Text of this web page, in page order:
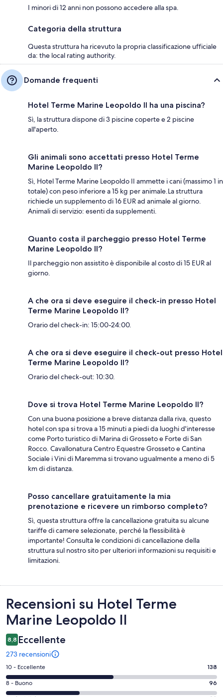
I minori di 12 anni non possono accedere alla spa.
Categoria della struttura
Questa struttura ha ricevuto la propria classificazione ufficiale
da: the local rating authority.
Domande frequenti
Hotel Terme Marine Leopoldo II ha una piscina?
Sì, la struttura dispone di 3 piscine coperte e 2 piscine
all'aperto.
Gli animali sono accettati presso Hotel Terme
Marine Leopoldo II?
Sì, Hotel Terme Marine Leopoldo II ammette i cani (massimo 1 in
totale) con peso inferiore a 15 kg per animale.La struttura
richiede un supplemento di 16 EUR ad animale al giorno.
Animali di servizio: esenti da supplementi.
Quanto costa il parcheggio presso Hotel Terme
Marine Leopoldo II?
Il parcheggio non assistito è disponibile al costo di 15 EUR al
giorno.
A che ora si deve eseguire il check-in presso Hotel
Terme Marine Leopoldo II?
Orario del check-in: 15:00-24:00.
A che ora si deve eseguire il check-out presso Hotel
Terme Marine Leopoldo II?
Orario del check-out: 10:30.
Dove si trova Hotel Terme Marine Leopoldo II?
Con una buona posizione a breve distanza dalla riva, questo
hotel con spa si trova a 15 minuti a piedi da luoghi d'interesse
come Porto turistico di Marina di Grosseto e Forte di San
Rocco. Cavallonatura Centro Equestre Grosseto e Cantina
Sociale i Vini di Maremma si trovano ugualmente a meno di 5
km di distanza.
Posso cancellare gratuitamente la mia
prenotazione e ricevere un rimborso completo?
Sì, questa struttura offre la cancellazione gratuita su alcune
tariffe di camere selezionate, perché la flessibilità è
importante! Consulta le condizioni di cancellazione della
struttura sul nostro sito per ulteriori informazioni su requisiti e
limitazioni.
Recensioni
Recensioni su Hotel Terme
Marine Leopoldo II
8,8 Eccellente
273 recensioni
Valutazione
di
10
10 - Eccellente 138
Valutazione
di
8 - Buono 96